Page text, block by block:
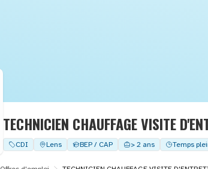
TECHNICIEN CHAUFFAGE VISITE
CDI Lens BEP / CAP > 2 ans Temps